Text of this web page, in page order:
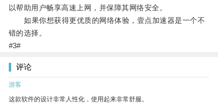
以帮助用户畅享高速上网，并保障其网络安全。
如果你想获得更优质的网络体验，壹点加速器是一个不
错的选择。
#3#
评论
游客
这款软件的设计非常人性化，使用起来非常舒服。